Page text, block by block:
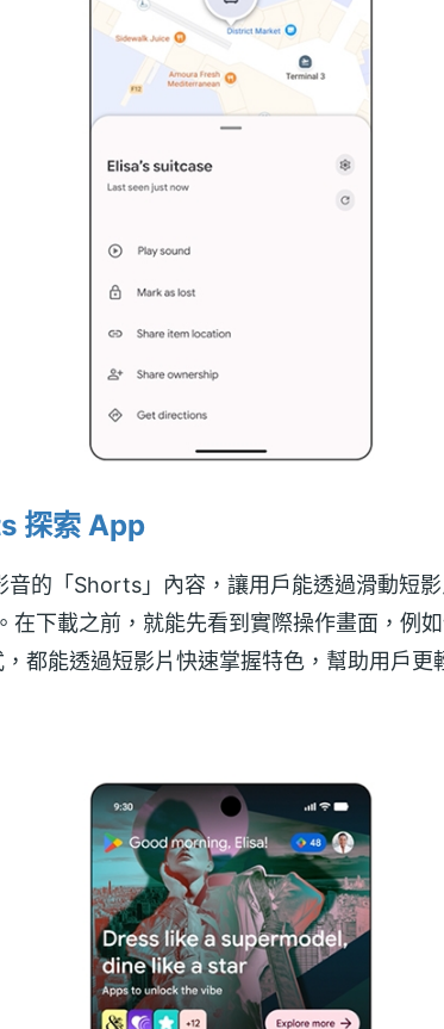
探索 App
音的「Shorts」內容，讓用戶能透過滑動短
在下載之前，就能先看到實際操作畫面，例
都能透過短影片快速掌握特色，幫助用戶更